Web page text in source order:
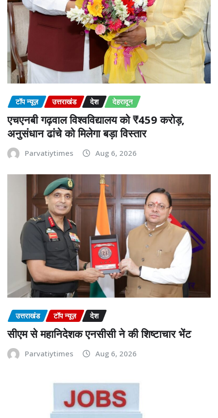
टॉप न्यूज़ उत्तराखंड देश देहरादून
एचएनबी गढ़वाल विश्वविद्यालय को ₹459 करोड़,
अनुसंधान ढांचे को मिलेगा बड़ा विस्तार
Parvatiytimes Aug 6, 2026
उत्तराखंड टॉप न्यूज़ देश
सीएम से महानिदेशक एनसीसी ने की शिष्टाचार भेंट
Parvatiytimes Aug 6, 2026